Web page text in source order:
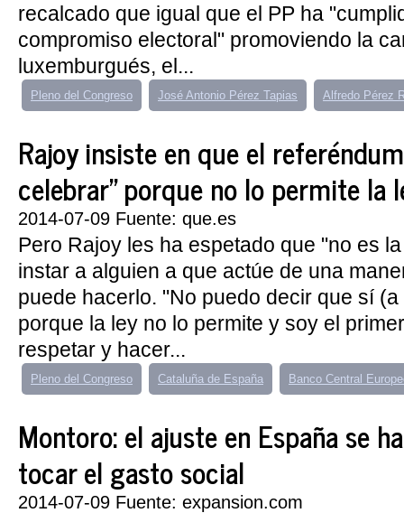
recalcado que igual que el PP ha
compromiso electoral" promoviendo la
luxemburgués, el...
Pleno del Congreso José Antonio Pérez Tapias Alfredo Pérez
Rajoy insiste en que el
celebrar" porque no lo permite la
2014-07-09 Fuente: que.es
Pero Rajoy les ha espetado que "no es
instar a alguien a que actúe de una
puede hacerlo. "No puedo decir que sí
porque la ley no lo permite y soy el
respetar y hacer...
Pleno del Congreso Cataluña de España Banco Central
Montoro: el ajuste en España se
tocar el gasto social
2014-07-09 Fuente: expansion.com